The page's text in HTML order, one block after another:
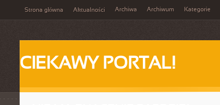
Strona główna Aktualności Archiwa Archiwum Kategorie
CIEKAWY PORTAL!